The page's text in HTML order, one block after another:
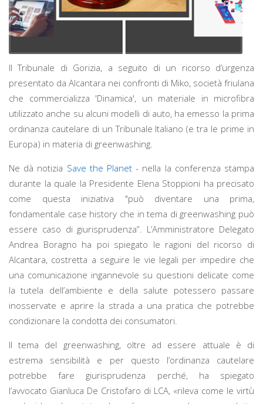
Il Tribunale di Gorizia, a seguito di un ricorso d’urgenza
presentato da Alcantara nei confronti di Miko, società friulana
che commercializza 'Dinamica', un materiale in microfibra
utilizzato anche su alcuni modelli di auto, ha emesso la prima
ordinanza cautelare di un Tribunale Italiano (e tra le prime in
Europa) in materia di greenwashing.
Ne dà notizia Save the Planet - nella la conferenza stampa
durante la quale la Presidente Elena Stoppioni ha precisato
come questa iniziativa "può diventare una prima,
fondamentale case history che in tema di greenwashing può
essere caso di giurisprudenza”. L’Amministratore Delegato
Andrea Boragno ha poi spiegato le ragioni del ricorso di
Alcantara, costretta a seguire le vie legali per impedire che
una comunicazione ingannevole su questioni delicate come
la tutela dell’ambiente e della salute potessero passare
inosservate e aprire la strada a una pratica che potrebbe
condizionare la condotta dei consumatori.
Il tema del greenwashing, oltre ad essere attuale è di
estrema sensibilità e per questo l’ordinanza cautelare
potrebbe fare giurisprudenza perché, ha spiegato
l’avvocato Gianluca De Cristofaro di LCA, «rileva come le virtù